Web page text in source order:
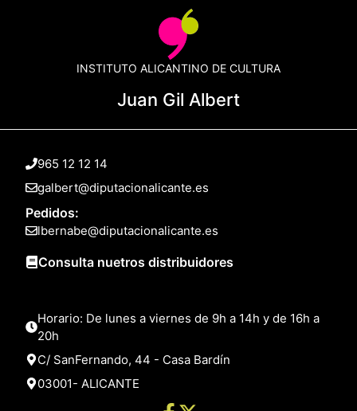
INSTITUTO ALICANTINO DE CULTURA
Juan Gil Albert
965 12 12 14
galbert@diputacionalicante.es
Pedidos:
lbernabe@diputacionalicante.es
Consulta nuetros distribuidores
Horario: De lunes a viernes de 9h a 14h y de 16h a
20h
C/ SanFernando, 44 - Casa Bardín
03001- ALICANTE